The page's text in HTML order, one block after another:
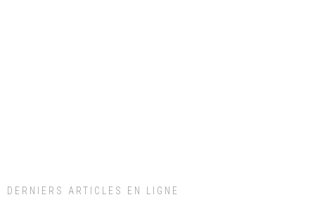
DERNIERS ARTICLES EN LIGNE